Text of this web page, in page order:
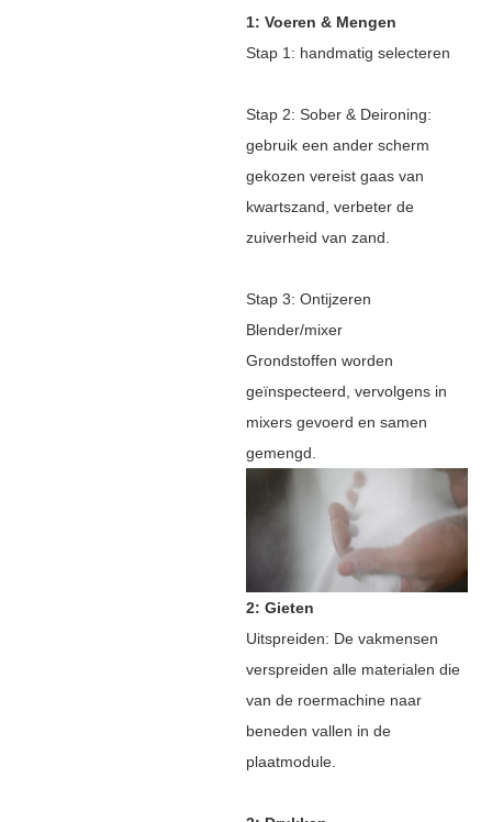
1: Voeren & Mengen
Stap 1: handmatig selecteren
Stap 2: Sober & Deironing:
gebruik een ander scherm
gekozen vereist gaas van
kwartszand, verbeter de
zuiverheid van zand.
Stap 3: Ontijzeren
Blender/mixer
Grondstoffen worden
geïnspecteerd, vervolgens in
mixers gevoerd en samen
gemengd.
2: Gieten
Uitspreiden: De vakmensen
verspreiden alle materialen die
van de roermachine naar
beneden vallen in de
plaatmodule.